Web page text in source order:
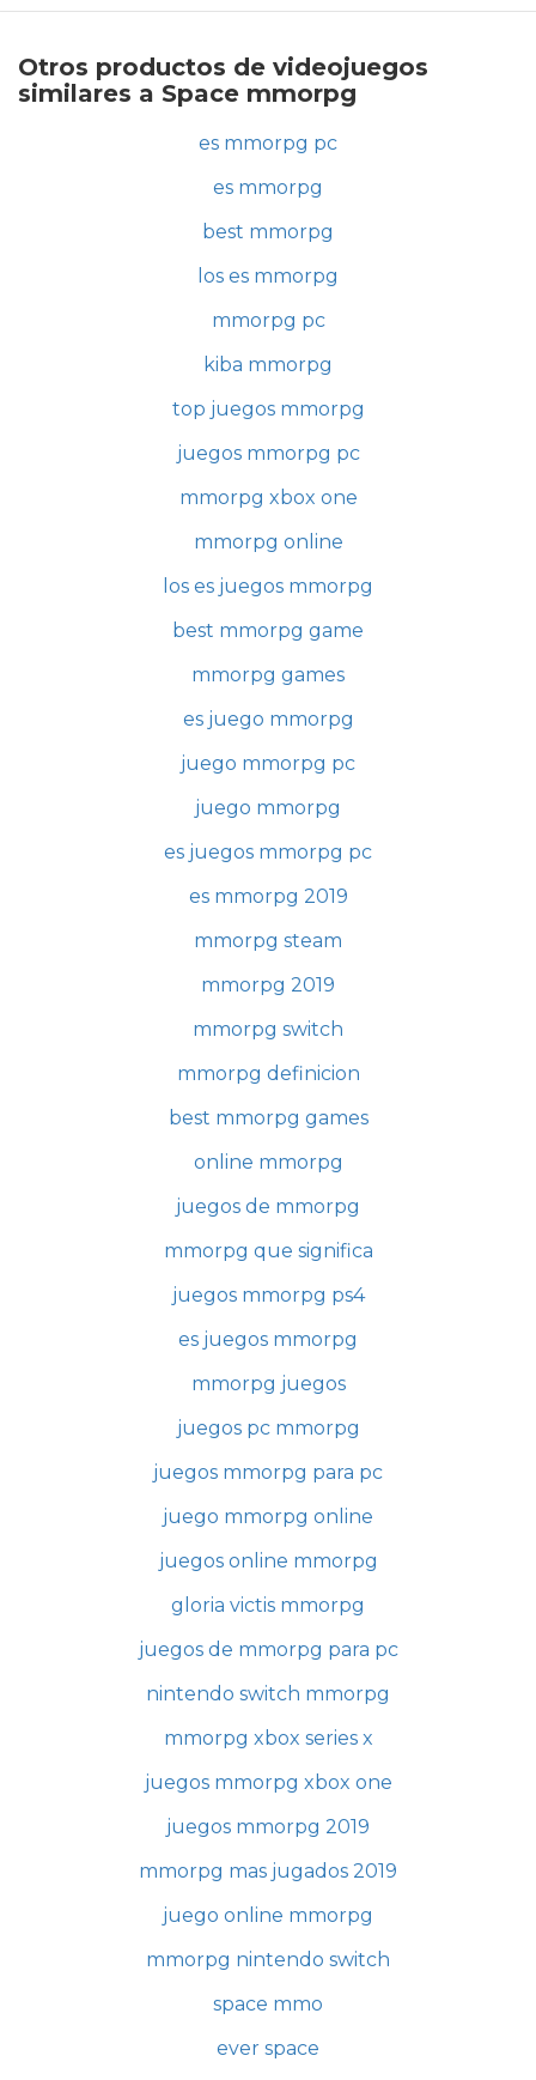
Otros productos de videojuegos
similares a Space mmorpg
es mmorpg pc
es mmorpg
best mmorpg
los es mmorpg
mmorpg pc
kiba mmorpg
top juegos mmorpg
juegos mmorpg pc
mmorpg xbox one
mmorpg online
los es juegos mmorpg
best mmorpg game
mmorpg games
es juego mmorpg
juego mmorpg pc
juego mmorpg
es juegos mmorpg pc
es mmorpg 2019
mmorpg steam
mmorpg 2019
mmorpg switch
mmorpg definicion
best mmorpg games
online mmorpg
juegos de mmorpg
mmorpg que significa
juegos mmorpg ps4
es juegos mmorpg
mmorpg juegos
juegos pc mmorpg
juegos mmorpg para pc
juego mmorpg online
juegos online mmorpg
gloria victis mmorpg
juegos de mmorpg para pc
nintendo switch mmorpg
mmorpg xbox series x
juegos mmorpg xbox one
juegos mmorpg 2019
mmorpg mas jugados 2019
juego online mmorpg
mmorpg nintendo switch
space mmo
ever space